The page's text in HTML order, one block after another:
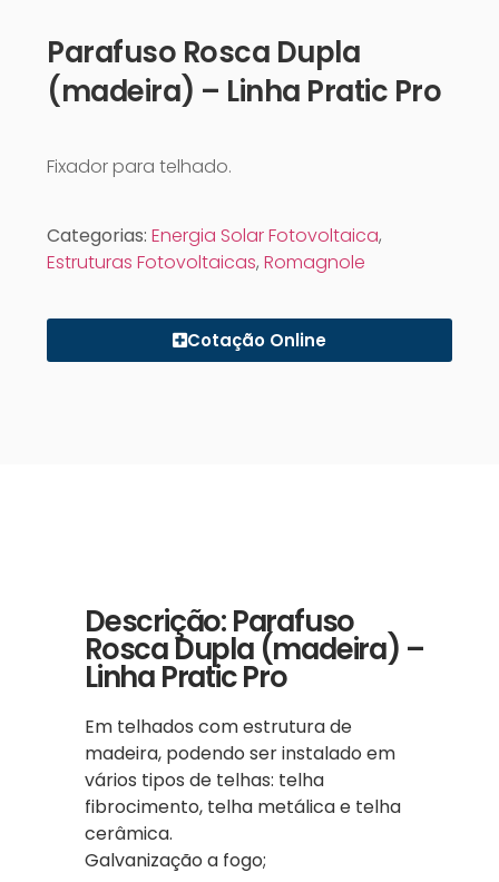
Parafuso Rosca Dupla
(madeira) – Linha Pratic Pro
Fixador para telhado.
Categorias: Energia Solar Fotovoltaica,
Estruturas Fotovoltaicas, Romagnole
Cotação Online
Descrição: Parafuso
Rosca Dupla (madeira) –
Linha Pratic Pro
Em telhados com estrutura de
madeira, podendo ser instalado em
vários tipos de telhas: telha
fibrocimento, telha metálica e telha
cerâmica.
Galvanização a fogo;